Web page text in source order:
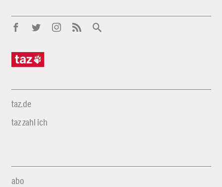
taz.de
taz zahl ich
abo